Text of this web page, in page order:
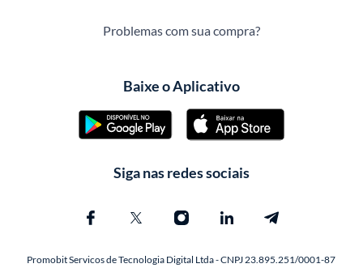
Problemas com sua compra?
Baixe o Aplicativo
Siga nas redes sociais
Promobit Servicos de Tecnologia Digital Ltda - CNPJ 23.895.251/0001-87